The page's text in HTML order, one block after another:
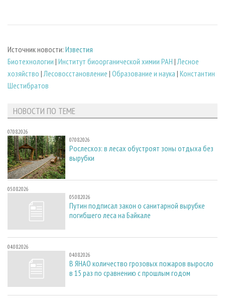
Источник новости: Известия
Биотехнологии | Институт биоорганической химии РАН |Лесное
хозяйство |Лесовосстановление | Образование и наука | Константин
Шестибратов
НОВОСТИ ПО ТЕМЕ
07.08.2026
07.08.2026
Рослесхоз: в лесах обустроят зоны отдыха без
вырубки
05.08.2026
05.08.2026
Путин подписал закон о санитарной вырубке
погибшего леса на Байкале
04.08.2026
04.08.2026
В ЯНАО количество грозовых пожаров выросло
в 15 раз по сравнению с прошлым годом